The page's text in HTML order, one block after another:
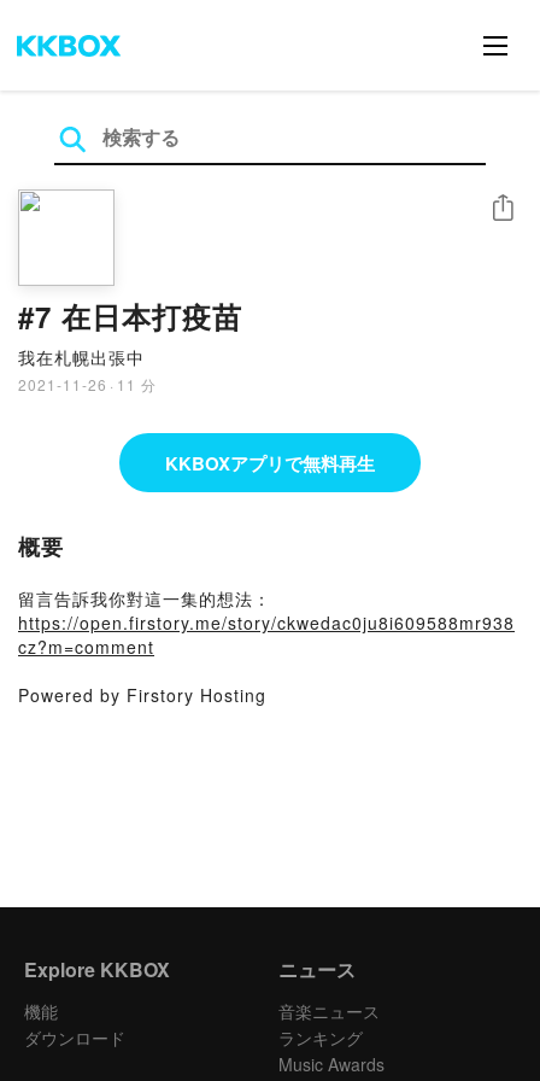
#7 在日本打疫苗
我在札幌出張中
2021-11-26 · 11 分
シェア
KKBOXアプリで無料再生
概要
留言告訴我你對這一集的想法：
https://open.firstory.me/story/ckwedac0ju8i609588mr938
cz?m=comment
Powered by Firstory Hosting
Explore KKBOX
機能
ダウンロード
ニュース
音楽ニュース
ランキング
Music Awards